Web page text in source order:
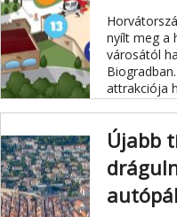
nyílt meg a
városától
attrakciója
Újabb